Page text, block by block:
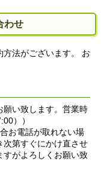
わせ
方法がございます。 お
願い致します。営業時
））
お電話が取れない場
次第すぐにかけ直させ
すがよろしくお願い致